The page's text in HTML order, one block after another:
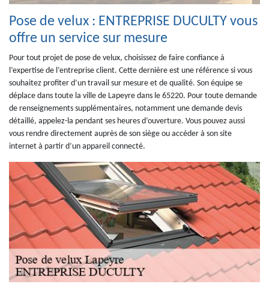
Pose de velux : ENTREPRISE DUCULTY vous
offre un service sur mesure
Pour tout projet de pose de velux, choisissez de faire confiance à
l’expertise de l’entreprise client. Cette dernière est une référence si vous
souhaitez profiter d’un travail sur mesure et de qualité. Son équipe se
déplace dans toute la ville de Lapeyre dans le 65220. Pour toute demande
de renseignements supplémentaires, notamment une demande devis
détaillé, appelez-la pendant ses heures d’ouverture. Vous pouvez aussi
vous rendre directement auprès de son siège ou accéder à son site
internet à partir d’un appareil connecté.